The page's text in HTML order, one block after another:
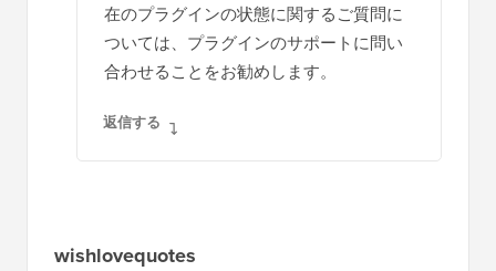
在のプラグインの状態に関するご質問に
ついては、プラグインのサポートに問い
合わせることをお勧めします。
返信する
wishlovequotes